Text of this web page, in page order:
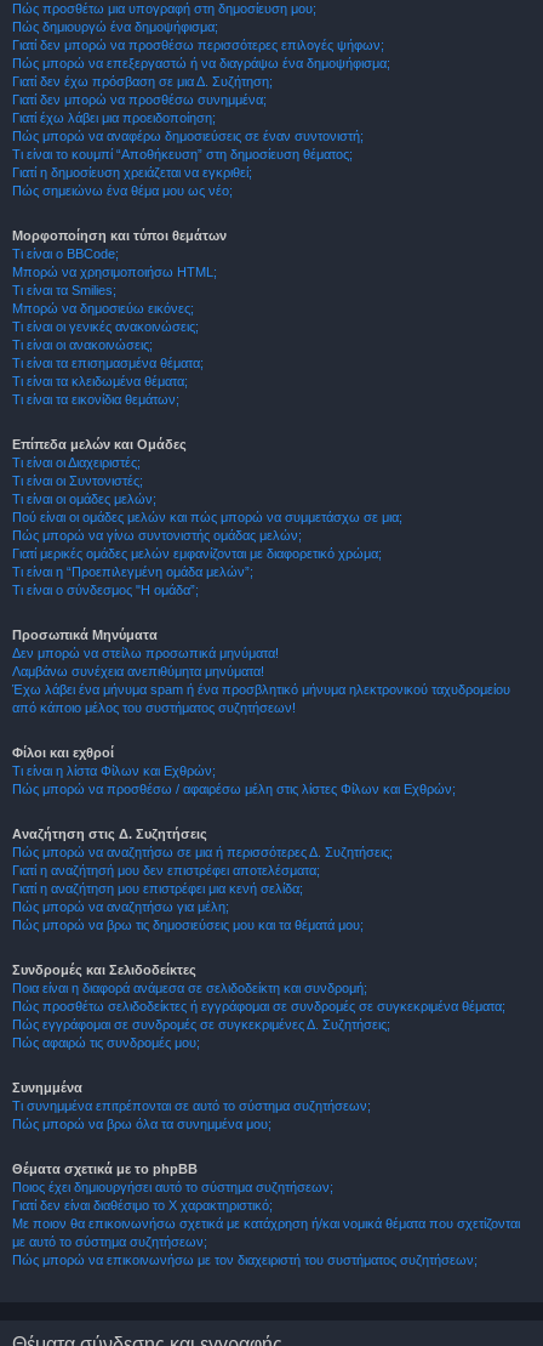
Πώς προσθέτω μια υπογραφή στη δημοσίευση μου;
Πώς δημιουργώ ένα δημοψήφισμα;
Γιατί δεν μπορώ να προσθέσω περισσότερες επιλογές ψήφων;
Πώς μπορώ να επεξεργαστώ ή να διαγράψω ένα δημοψήφισμα;
Γιατί δεν έχω πρόσβαση σε μια Δ. Συζήτηση;
Γιατί δεν μπορώ να προσθέσω συνημμένα;
Γιατί έχω λάβει μια προειδοποίηση;
Πώς μπορώ να αναφέρω δημοσιεύσεις σε έναν συντονιστή;
Τι είναι το κουμπί “Αποθήκευση” στη δημοσίευση θέματος;
Γιατί η δημοσίευση χρειάζεται να εγκριθεί;
Πώς σημειώνω ένα θέμα μου ως νέο;
Μορφοποίηση και τύποι θεμάτων
Τι είναι ο BBCode;
Μπορώ να χρησιμοποιήσω HTML;
Τι είναι τα Smilies;
Μπορώ να δημοσιεύω εικόνες;
Τι είναι οι γενικές ανακοινώσεις;
Τι είναι οι ανακοινώσεις;
Τι είναι τα επισημασμένα θέματα;
Τι είναι τα κλειδωμένα θέματα;
Τι είναι τα εικονίδια θεμάτων;
Επίπεδα μελών και Ομάδες
Τι είναι οι Διαχειριστές;
Τι είναι οι Συντονιστές;
Τι είναι οι ομάδες μελών;
Πού είναι οι ομάδες μελών και πώς μπορώ να συμμετάσχω σε μια;
Πώς μπορώ να γίνω συντονιστής ομάδας μελών;
Γιατί μερικές ομάδες μελών εμφανίζονται με διαφορετικό χρώμα;
Τι είναι η “Προεπιλεγμένη ομάδα μελών”;
Τι είναι ο σύνδεσμος "Η ομάδα”;
Προσωπικά Μηνύματα
Δεν μπορώ να στείλω προσωπικά μηνύματα!
Λαμβάνω συνέχεια ανεπιθύμητα μηνύματα!
Έχω λάβει ένα μήνυμα spam ή ένα προσβλητικό μήνυμα ηλεκτρονικού ταχυδρομείου
από κάποιο μέλος του συστήματος συζητήσεων!
Φίλοι και εχθροί
Τι είναι η λίστα Φίλων και Εχθρών;
Πώς μπορώ να προσθέσω / αφαιρέσω μέλη στις λίστες Φίλων και Εχθρών;
Αναζήτηση στις Δ. Συζητήσεις
Πώς μπορώ να αναζητήσω σε μια ή περισσότερες Δ. Συζητήσεις;
Γιατί η αναζήτησή μου δεν επιστρέφει αποτελέσματα;
Γιατί η αναζήτηση μου επιστρέφει μια κενή σελίδα;
Πώς μπορώ να αναζητήσω για μέλη;
Πώς μπορώ να βρω τις δημοσιεύσεις μου και τα θέματά μου;
Συνδρομές και Σελιδοδείκτες
Ποια είναι η διαφορά ανάμεσα σε σελιδοδείκτη και συνδρομή;
Πώς προσθέτω σελιδοδείκτες ή εγγράφομαι σε συνδρομές σε συγκεκριμένα θέματα;
Πώς εγγράφομαι σε συνδρομές σε συγκεκριμένες Δ. Συζητήσεις;
Πώς αφαιρώ τις συνδρομές μου;
Συνημμένα
Τι συνημμένα επιτρέπονται σε αυτό το σύστημα συζητήσεων;
Πώς μπορώ να βρω όλα τα συνημμένα μου;
Θέματα σχετικά με το phpBB
Ποιος έχει δημιουργήσει αυτό το σύστημα συζητήσεων;
Γιατί δεν είναι διαθέσιμο το Χ χαρακτηριστικό;
Με ποιον θα επικοινωνήσω σχετικά με κατάχρηση ή/και νομικά θέματα που σχετίζονται
με αυτό το σύστημα συζητήσεων;
Πώς μπορώ να επικοινωνήσω με τον διαχειριστή του συστήματος συζητήσεων;